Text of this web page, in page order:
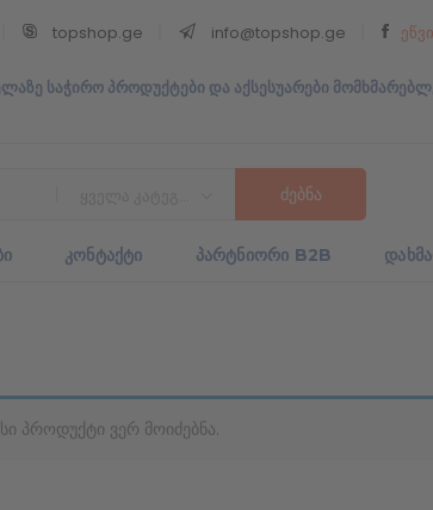
topshop.ge info@topshop.ge
საჭირო პროდუქტები და აქსესუარები
ᲙᲝᲜᲢᲐᲥᲢᲘ ᲞᲐᲠᲢᲜᲘᲝᲠᲘ B2B
პროდუქტი ვერ მოიძებნა.